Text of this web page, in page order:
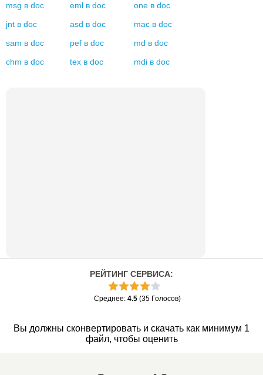
msg в doc eml в doc one в doc
jnt в doc asd в doc mac в doc
sam в doc pef в doc md в doc
chm в doc tex в doc mdi в doc
РЕЙТИНГ СЕРВИСА:
Среднее: 4.5 (35 Голосов)
Вы должны сконвертировать и скачать как минимум 1
файл, чтобы оценить